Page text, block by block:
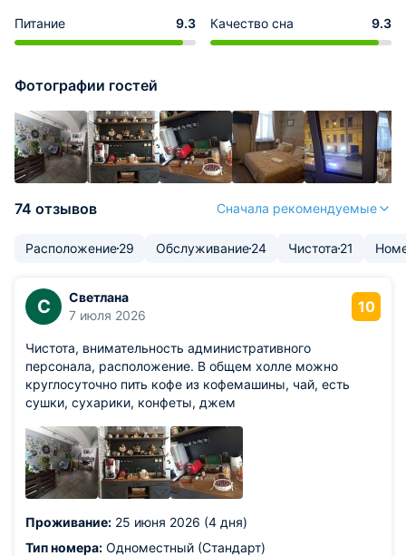
Питание 9.3 Качество сна 9.3
Фотографии гостей
74 отзывов Сначала рекомендуемые
Расположение29 Обслуживание24 Чистота 21
С
Светлана
7 июля 2026
10
Чистота, внимательность административного
персонала, расположение. В общем холле можно
круглосуточно пить кофе из кофемашины, чай, есть
сушки, сухарики, конфеты, джем
Проживание: 25 июня 2026 (4 дня)
Тип номера: Одноместный (Стандарт)